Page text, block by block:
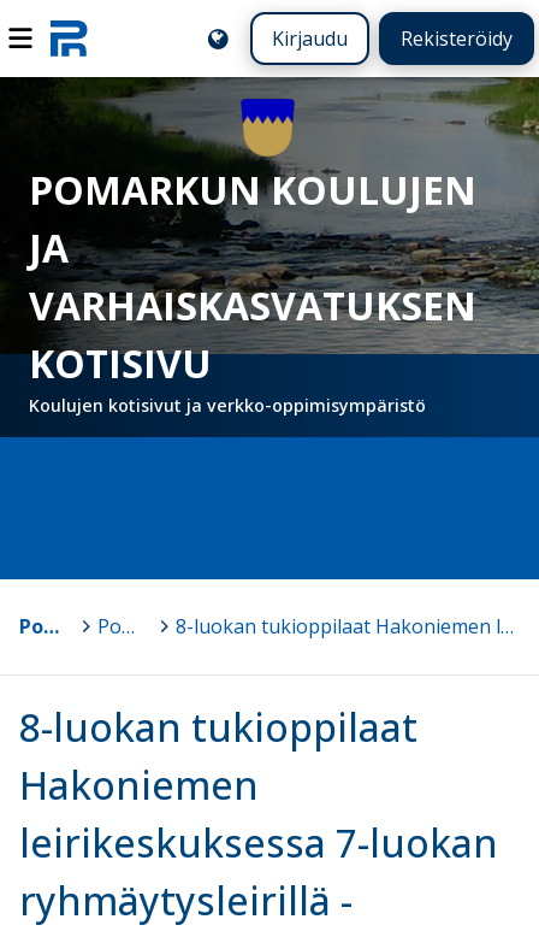
Kirjaudu Rekisteröidy
POMARKUN KOULUJEN
JA
VARHAISKASVATUKSEN
KOTISIVU
Koulujen kotisivut ja verkko-oppimisympäristö
Pomarkun koulujen ja varhaiskasvatuksen kotisivu Pomarkun yhteiskoulun opetussuunnitelma > 8-luokan tukioppilaat Hakoniemen leirikeskuksessa 7-luokan ryhmäytysleirillä - hajamielin YP. ehti "hukata" kuvan välillä, joten julkaisu vähän viivästyi.
8-luokan tukioppilaat
Hakoniemen
leirikeskuksessa 7-luokan
ryhmäytysleirillä -